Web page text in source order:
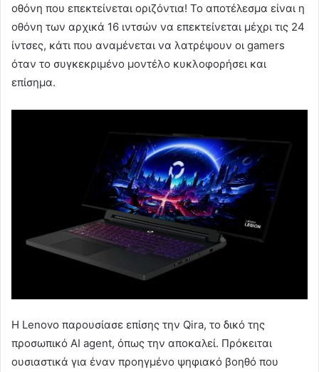
οθόνη που επεκτείνεται οριζόντια! Το αποτέλεσμα είναι η
οθόνη των αρχικά 16 ιντσών να επεκτείνεται μέχρι τις 24
ίντσες, κάτι που αναμένεται να λατρέψουν οι gamers
όταν το συγκεκριμένο μοντέλο κυκλοφορήσει και
επίσημα.
Η Lenovo παρουσίασε επίσης την Qira, το δικό της
προσωπικό ΑΙ agent, όπως την αποκαλεί. Πρόκειται
ουσιαστικά για έναν προηγμένο ψηφιακό βοηθό που